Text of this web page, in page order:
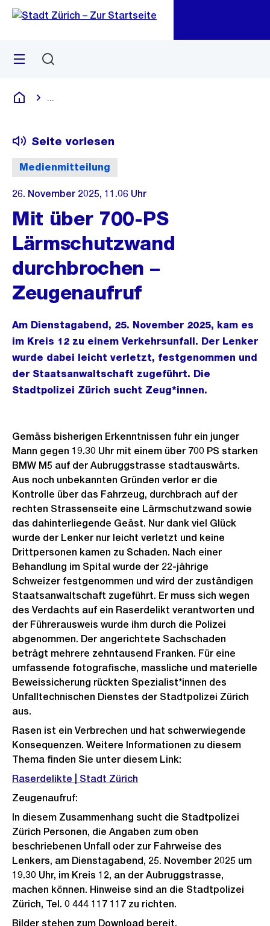
Navigation
Sprunglink
Menü
Deutsch
Medienmitteilung
Seite vorlesen
26. November 2025, 11.06 Uhr
Mit über 700-PS
Lärmschutzwand
durchbrochen –
Zeugenaufruf
Am Dienstagabend, 25. November 2025, kam es
im Kreis 12 zu einem Verkehrsunfall. Der Lenker
wurde dabei leicht verletzt, festgenommen und
der Staatsanwaltschaft zugeführt. Die
Stadtpolizei Zürich sucht Zeug*innen.
Gemäss bisherigen Erkenntnissen fuhr ein junger
Mann gegen 19.30 Uhr mit einem über 700 PS starken
BMW M5 auf der Aubruggstrasse stadtauswärts.
Aus noch unbekannten Gründen verlor er die
Kontrolle über das Fahrzeug, durchbrach auf der
rechten Strassenseite eine Lärmschutzwand sowie
das dahinterliegende Geäst. Nur dank viel Glück
wurde der Lenker nur leicht verletzt und keine
Drittpersonen kamen zu Schaden. Nach einer
Behandlung im Spital wurde der 22-jährige
Schweizer festgenommen und wird der zuständigen
Staatsanwaltschaft zugeführt. Er muss sich wegen
des Verdachts auf ein Raserdelikt verantworten und
der Führerausweis wurde ihm durch die Polizei
abgenommen. Der angerichtete Sachschaden
beträgt mehrere zehntausend Franken. Für eine
umfassende fotografische, massliche und materielle
Beweissicherung rückten Spezialist*innen des
Unfalltechnischen Dienstes der Stadtpolizei Zürich
aus.
Rasen ist ein Verbrechen und hat schwerwiegende
Konsequenzen. Weitere Informationen zu diesem
Thema finden Sie unter diesem Link:
Raserdelikte | Stadt Zürich
Zeugenaufruf:
In diesem Zusammenhang sucht die Stadtpolizei
Zürich Personen, die Angaben zum oben
beschriebenen Unfall oder zur Fahrweise des
Lenkers, am Dienstagabend, 25. November 2025 um
19.30 Uhr, im Kreis 12, an der Aubruggstrasse,
machen können. Hinweise sind an die Stadtpolizei
Zürich, Tel. 0 444 117 117 zu richten.
Bilder stehen zum Download bereit.